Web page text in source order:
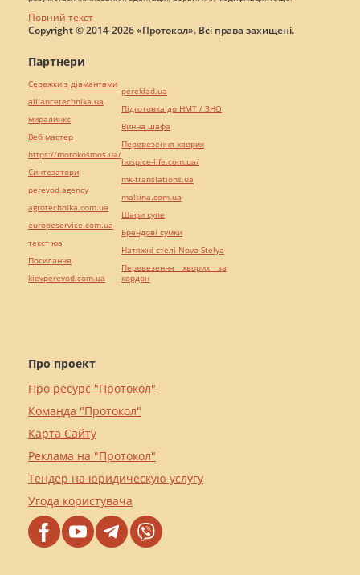
Повний текст
Copyright © 2014-2026 «Протокол». Всі права захищені.
Про проект
Про ресурс "Протокол"
Команда "Протокол"
Карта Сайту
Реклама на "Протокол"
Тендер на юридическую услугу
Угода користувача
Партнери
Сережки з діамантами
alliancetechnika.ua
миралинкс
Веб мастер
https://motokosmos.ua/
Синтезатори
perevod.agency
agrotechnika.com.ua
europeservice.com.ua
текст юа
Посилання
kievperevod.com.ua
pereklad.ua
Підготовка до НМТ / ЗНО
Винна шафа
Перевезення хворих
hospice-life.com.ua/
mk-translations.ua
maltina.com.ua
Шафи купе
Брендові сумки
Натяжні стелі Nova Stelya
Перевезення хворих за
кордон